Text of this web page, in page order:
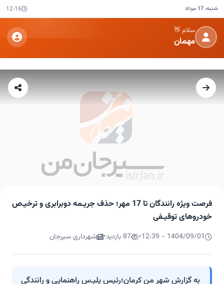
شنبه، 17 مرداد 12:16
سلام 👋
مهمان
فرصت ویژه رانندگان تا 17 مهر؛ حذف جریـمه دوبرابری و ترخیـ‌ص
خودروهای توقیـفی
1404/09/01 - 12:39
• 87 بازدید • شهرداری سیرجان
به گزارش شهر من کرمان؛رئیس پلیـ‌س راهنمایی و رانندگی